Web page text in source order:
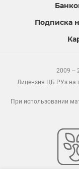
Подписка
2009 –
Лицензия ЦБ РУз на
При использовании